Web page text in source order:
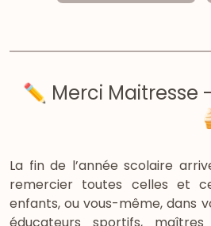
✏️ Merci Maitresse
La fin de l’année scolaire
remercier toutes celles et
enfants, ou vous-même, dans